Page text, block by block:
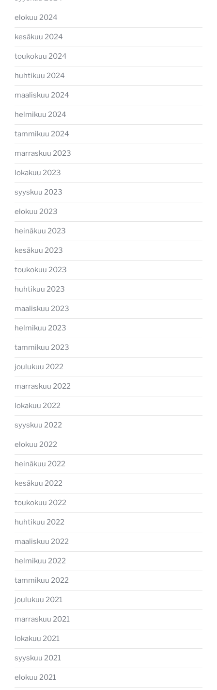
elokuu 2024
kesäkuu 2024
toukokuu 2024
huhtikuu 2024
maaliskuu 2024
helmikuu 2024
tammikuu 2024
marraskuu 2023
lokakuu 2023
syyskuu 2023
elokuu 2023
heinäkuu 2023
kesäkuu 2023
toukokuu 2023
huhtikuu 2023
maaliskuu 2023
helmikuu 2023
tammikuu 2023
joulukuu 2022
marraskuu 2022
lokakuu 2022
syyskuu 2022
elokuu 2022
heinäkuu 2022
kesäkuu 2022
toukokuu 2022
huhtikuu 2022
maaliskuu 2022
helmikuu 2022
tammikuu 2022
joulukuu 2021
marraskuu 2021
lokakuu 2021
syyskuu 2021
elokuu 2021